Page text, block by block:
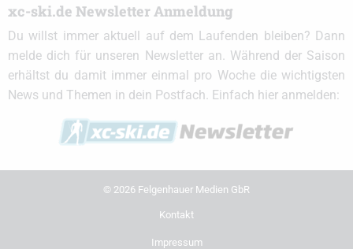
xc-ski.de Newsletter Anmeldung
Du willst immer aktuell auf dem Laufenden bleiben? Dann
melde dich für unseren Newsletter an. Während der Saison
erhältst du damit immer einmal pro Woche die wichtigsten
News und Themen in dein Postfach. Einfach hier anmelden:
© 2026 Felgenhauer Medien GbR
Kontakt
Impressum